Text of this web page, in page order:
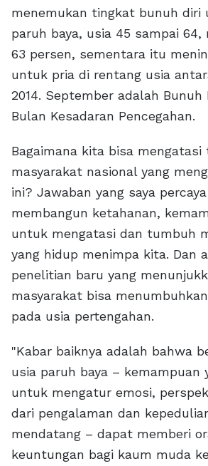
menemukan tingkat bunuh diri
paruh baya, usia 45 sampai 64,
63 persen, sementara itu
untuk pria di rentang usia
2014. September adalah Bunuh
Bulan Kesadaran Pencegahan.
Bagaimana kita bisa
masyarakat nasional yang
ini? Jawaban yang saya
membangun ketahanan,
untuk mengatasi dan tumbuh
yang hidup menimpa kita. Dan
penelitian baru yang
masyarakat bisa
pada usia pertengahan.
"Kabar baiknya adalah bahwa
usia paruh baya – kemampuan
untuk mengatur emosi,
dari pengalaman dan
mendatang – dapat memberi
keuntungan bagi kaum muda